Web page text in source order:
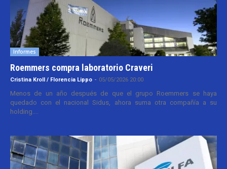
Informes
Roemmers compra laboratorio Craveri
Cristina Kroll / Florencia Lippo - 05/05/2026 20:00
Menos de un año después de que el grupo Roemmers se haya
quedado con el nacional Sidus, ahora suma otra compañía a su
holding....